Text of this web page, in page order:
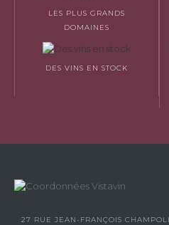
LES PLUS GRANDS
DOMAINES
DES VINS EN STOCK
27 RUE JEAN-FRANÇOIS